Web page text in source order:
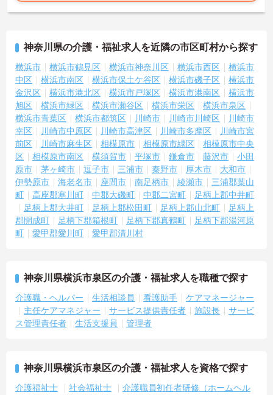
神奈川県の介護・福祉求人を近隣の市区町村から探す
横浜市 横浜市鶴見区 横浜市神奈川区 横浜市西区
横浜市
中区
横浜市南区 横浜市保土ケ谷区 横浜市磯子区
横浜市
金沢区
横浜市港北区 横浜市戸塚区 横浜市港南区
横浜市
旭区
横浜市緑区 横浜市瀬谷区 横浜市栄区
横浜市泉区
横浜市青葉区
横浜市都筑区 川崎市 川崎市川崎区
川崎市
幸区
川崎市中原区 川崎市高津区 川崎市多摩区
川崎市宮
前区
川崎市麻生区 相模原市 相模原市緑区
相模原市中央
区
相模原市南区 横須賀市 平塚市 鎌倉市 藤沢市
小田
原市
茅ヶ崎市 逗子市 三浦市 秦野市 厚木市
大和市
伊勢原市
海老名市 座間市 南足柄市 綾瀬市
三浦郡葉山
町
高座郡寒川町 中郡大磯町 中郡二宮町
足柄上郡中井町
足柄上郡大井町
足柄上郡松田町 足柄上郡山北町
足柄上
郡開成町
足柄下郡箱根町 足柄下郡真鶴町
足柄下郡湯河原
町
愛甲郡愛川町 愛甲郡清川村
神奈川県横浜市泉区の介護・福祉求人を職種で探す
介護職・ヘルパー 生活相談員 看護助手
ケアマネージャー
主任ケアマネジャー
サービス提供責任者 施設長
サービ
ス管理責任者
生活支援員 管理者
神奈川県横浜市泉区の介護・福祉求人を資格で探す
介護福祉士 社会福祉士
介護職員初任者研修（ホームヘル